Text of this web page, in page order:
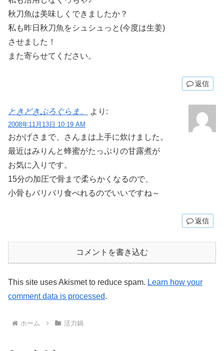
秋刀魚は美味しくできましたか？
私も昨日秋刀魚をシュシュっと(今度は生姜)
させました！
また寄らせてください。
返信
ときどきぷろぐらま。 より:
2008年11月13日 10:19 AM
おかげさまで、さんまは上手に炊けました。
最近はみりんと蜂蜜がたっぷりの甘露煮が
お気に入りです。
15分の加圧で骨まで柔らかくなるので、
小骨もバリバリ食べれるのでいいですね～
返信
コメントを書き込む
This site uses Akismet to reduce spam. Learn how your
comment data is processed.
ホーム 活力鍋